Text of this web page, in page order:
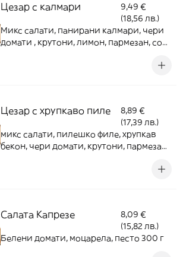
Цезар с калмари
9,49 €
(18,56 лв.)
Микс салати, панирани калмари, чери
домати , крутони, лимон, пармезан, сос
Цезар с хрупкаво пиле
8,89 €
(17,39 лв.)
микс салати, пилешко филе, хрупкав
бекон, чери домати, крутони, пармезан,
Салата Капрезе
8,09 €
(15,82 лв.)
Белени домати, моцарела, песто 300 г